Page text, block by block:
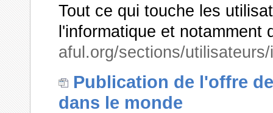
Tout ce qui touche les
l'informatique et notamment
aful.org/sections/
Publication de l'offre
dans le monde